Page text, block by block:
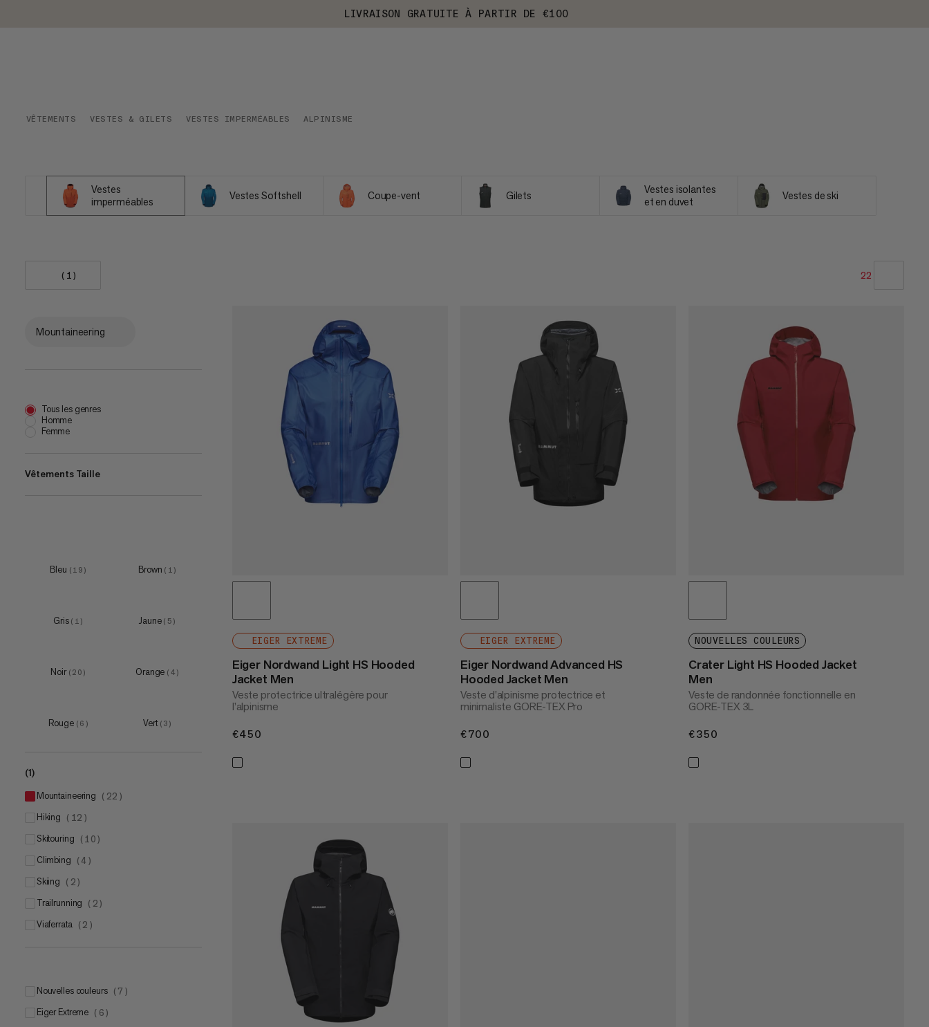
LIVRAISON GRATUITE À PARTIR DE €100
VÊTEMENTS VESTES & GILETS VESTES IMPERMÉABLES ALPINISME
Vestes
imperméables
Vestes Softshell Coupe-vent Gilets
Vestes isolantes
et en duvet
Vestes de ski
(1) 22
PRIX CROISSANT
PRIX DÉCROISSANT
NOUVEAUTÉS
ÉVALUATION
Mountaineering
Tous les genres
Homme
Femme
Vêtements Taille
( 14 )
Bleu ( 19 ) Brown ( 1 )
Gris ( 1 ) Jaune ( 5 )
Noir ( 20 ) Orange ( 4 )
Rouge ( 6 ) Vert ( 3 )
(1)
mountaineering ( 22 )
hiking ( 12 )
skitouring ( 10 )
climbing ( 4 )
skiing ( 2 )
trailrunning ( 2 )
viaferrata ( 2 )
Nouvelles couleurs ( 7 )
Eiger Extreme ( 6 )
EIGER EXTREME
Eiger Nordwand Light HS Hooded
Jacket Men
Veste protectrice ultralégère pour
l’alpinisme
€450
EIGER EXTREME
Eiger Nordwand Advanced HS
Hooded Jacket Men
Veste d'alpinisme protectrice et
minimaliste GORE-TEX Pro
€700
NOUVELLES COULEURS
Crater Light HS Hooded Jacket
Men
Veste de randonnée fonctionnelle en
GORE-TEX 3L
€350